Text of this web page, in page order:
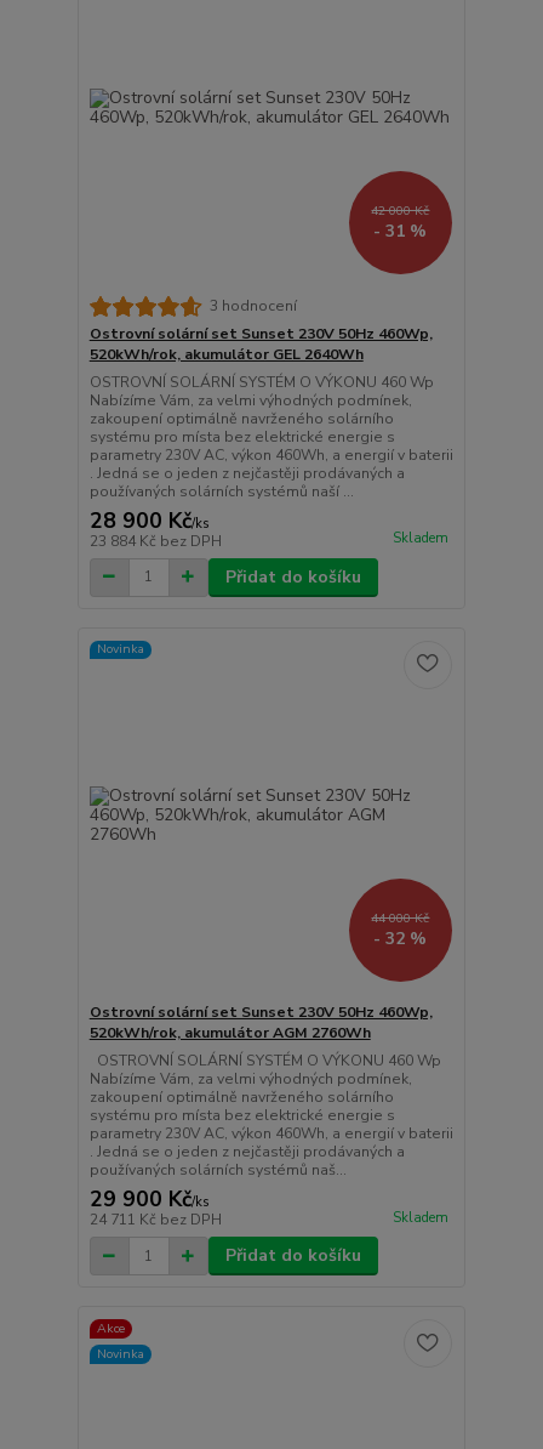
42 000 Kč
- 31 %
3 hodnocení
Ostrovní solární set Sunset 230V 50Hz 460Wp,
520kWh/rok, akumulátor GEL 2640Wh
OSTROVNÍ SOLÁRNÍ SYSTÉM O VÝKONU 460 Wp
Nabízíme Vám, za velmi výhodných podmínek,
zakoupení optimálně navrženého solárního
systému pro místa bez elektrické energie s
parametry 230V AC, výkon 460Wh, a energií v baterii
. Jedná se o jeden z nejčastěji prodávaných a
používaných solárních systémů naší ...
28 900 Kč/ks
23 884 Kč bez DPH Skladem
Přidat do košíku
Novinka
44 000 Kč
- 32 %
Ostrovní solární set Sunset 230V 50Hz 460Wp,
520kWh/rok, akumulátor AGM 2760Wh
OSTROVNÍ SOLÁRNÍ SYSTÉM O VÝKONU 460 Wp
Nabízíme Vám, za velmi výhodných podmínek,
zakoupení optimálně navrženého solárního
systému pro místa bez elektrické energie s
parametry 230V AC, výkon 460Wh, a energií v baterii
. Jedná se o jeden z nejčastěji prodávaných a
používaných solárních systémů naš...
29 900 Kč/ks
24 711 Kč bez DPH Skladem
Přidat do košíku
Akce
Novinka